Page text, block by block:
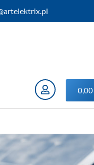
0,00